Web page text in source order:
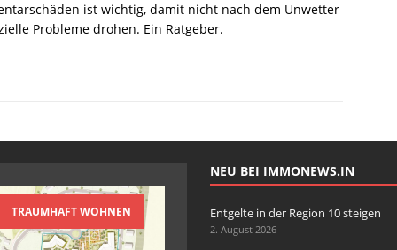
ist wichtig, damit nicht nach dem Unwetter
Probleme drohen. Ein Ratgeber.
TRAUMHAFT WOHNEN
NEU BEI IMMONEWS.IN
Entgelte in der Region 10 steigen
2. August 2026